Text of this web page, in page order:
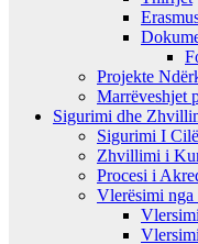
Projekte
Marrëveshjet
Sigurimi dhe
Sigurimi I
Zhvillimi i
Procesi i
Vlerësimi nga